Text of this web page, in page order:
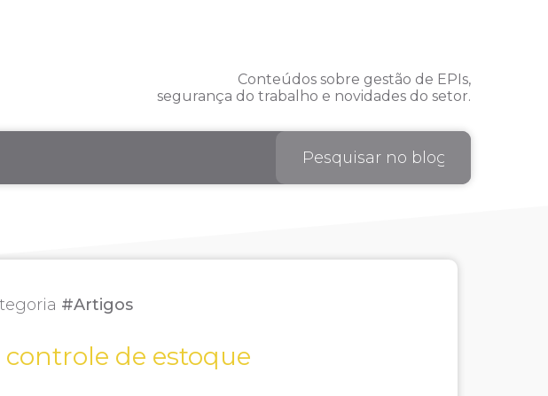
Conteúdos sobre gestão de EPIs,
segurança do trabalho e novidades do setor.
#Artigos
de estoque